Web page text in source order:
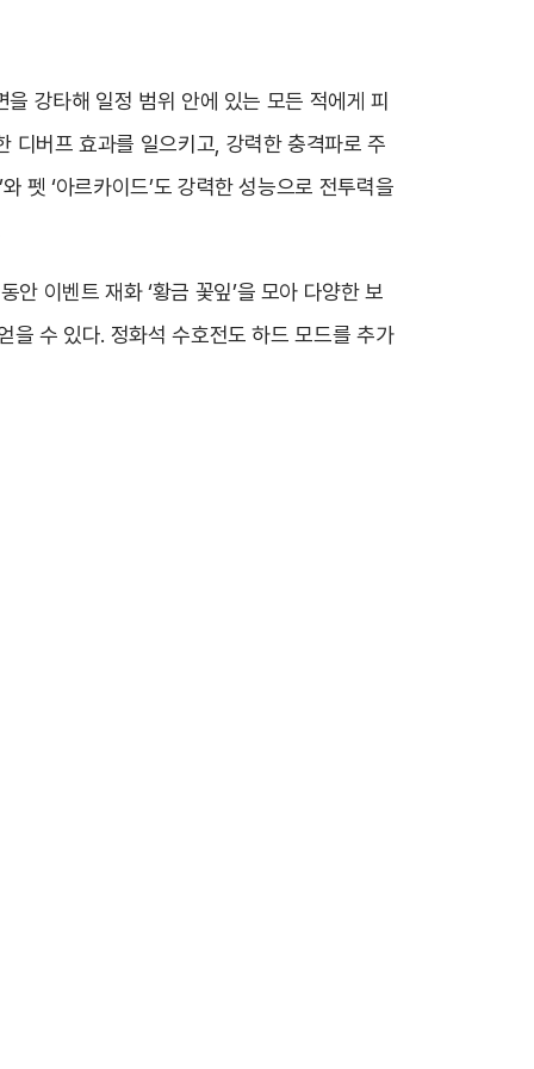
강타해 일정 범위 안에 있는 모든 적에게 피
디버프 효과를 일으키고, 강력한 충격파로 주
펫 ‘아르카이드’도 강력한 성능으로 전투력을
안 이벤트 재화 ‘황금 꽃잎’을 모아 다양한 보
을 수 있다. 정화석 수호전도 하드 모드를 추가